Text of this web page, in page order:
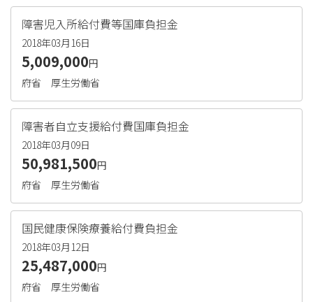
障害児入所給付費等国庫負担金
2018年03月16日
5,009,000円
府省
厚生労働省
障害者自立支援給付費国庫負担金
2018年03月09日
50,981,500円
府省
厚生労働省
国民健康保険療養給付費負担金
2018年03月12日
25,487,000円
府省
厚生労働省